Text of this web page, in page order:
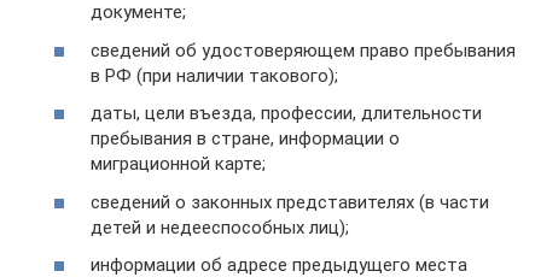
документе;
сведений об удостоверяющем право пребывания
в РФ (при наличии такового);
даты, цели въезда, профессии, длительности
пребывания в стране, информации о
миграционной карте;
сведений о законных представителях (в части
детей и недееспособных лиц);
информации об адресе предыдущего места